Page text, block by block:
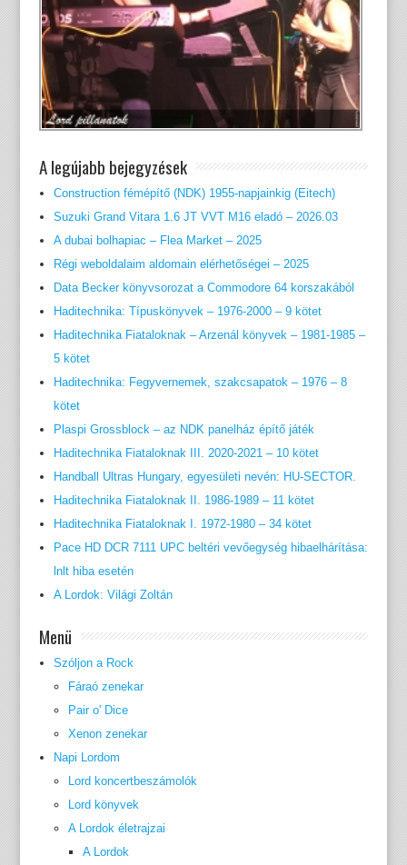
A legújabb bejegyzések
Construction fémépítő (NDK) 1955-napjainkig (Eitech)
Suzuki Grand Vitara 1.6 JT VVT M16 eladó – 2026.03
A dubai bolhapiac – Flea Market – 2025
Régi weboldalaim aldomain elérhetőségei – 2025
Data Becker könyvsorozat a Commodore 64 korszakából
Haditechnika: Típuskönyvek – 1976-2000 – 9 kötet
Haditechnika Fiataloknak – Arzenál könyvek – 1981-1985 –
5 kötet
Haditechnika: Fegyvernemek, szakcsapatok – 1976 – 8
kötet
Plaspi Grossblock – az NDK panelház építő játék
Haditechnika Fiataloknak III. 2020-2021 – 10 kötet
Handball Ultras Hungary, egyesületi nevén: HU-SECTOR.
Haditechnika Fiataloknak II. 1986-1989 – 11 kötet
Haditechnika Fiataloknak I. 1972-1980 – 34 kötet
Pace HD DCR 7111 UPC beltéri vevőegység hibaelhárítása:
lnlt hiba esetén
A Lordok: Világi Zoltán
Menü
Szóljon a Rock
Fáraó zenekar
Pair o' Dice
Xenon zenekar
Napi Lordom
Lord koncertbeszámolók
Lord könyvek
A Lordok életrajzai
A Lordok